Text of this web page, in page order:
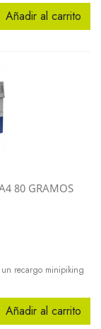
Añadir al carrito
80 GRAMOS
recargo minipiking
Añadir al carrito